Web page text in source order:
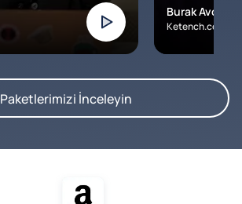
Burak Avcılar
Ketench.com –
Paketlerimizi İnceleyin